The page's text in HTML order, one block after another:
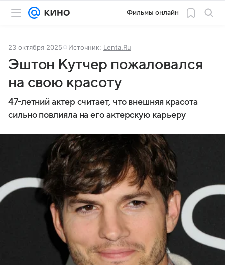
Фильмы онлайн
23 октября 2025 Источник: Lenta.Ru
Эштон Кутчер пожаловался
на свою красоту
47-летний актер считает, что внешняя красота
сильно повлияла на его актерскую карьеру